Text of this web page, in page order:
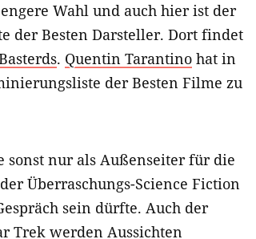
Wahl und auch hier ist der
der Besten Darsteller. Dort findet
. Quentin Tarantino hat in
der Besten Filme zu
sonst nur als Außenseiter für die
Überraschungs-Science Fiction
sein dürfte. Auch der
Trek werden Aussichten